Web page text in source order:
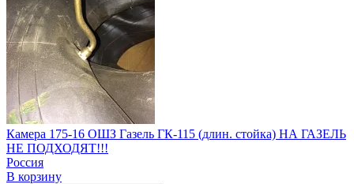
Камера 175-16 ОШЗ Газель ГК-115 (длин. стойка) НА ГАЗЕЛЬ
НЕ ПОДХОДЯТ!!!
Россия
В корзину